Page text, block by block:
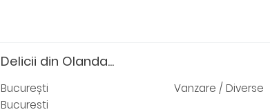
Delicii din Olanda...
București
Bucuresti
Vanzare / Diverse